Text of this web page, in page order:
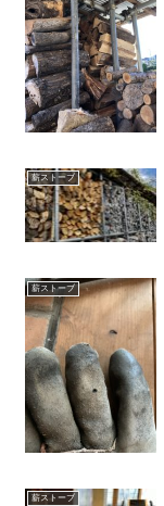
薪ストーブ
薪ストーブ
薪ストーブ